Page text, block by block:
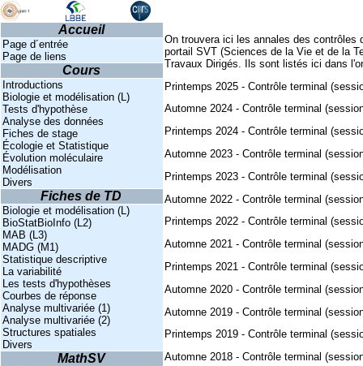
Accueil
Page d´entrée
Page de liens
Cours
Introductions
Biologie et modélisation (L)
Tests d'hypothèse
Analyse des données
Fiches de stage
Écologie et Statistique
Évolution moléculaire
Modélisation
Divers
Fiches de TD
Biologie et modélisation (L)
BioStatBioInfo (L2)
MAB (L3)
MADG (M1)
Statistique descriptive
La variabilité
Les tests d'hypothèses
Courbes de réponse
Analyse multivariée (1)
Analyse multivariée (2)
Structures spatiales
Divers
MathSV
On trouvera ici les annales des contrôles
portail SVT (Sciences de la Vie et de la
Travaux Dirigés. Ils sont listés ici dans
Printemps 2025 - Contrôle terminal
Automne 2024 - Contrôle terminal
Printemps 2024 - Contrôle terminal
Automne 2023 - Contrôle terminal
Printemps 2023 - Contrôle terminal
Automne 2022 - Contrôle terminal
Printemps 2022 - Contrôle terminal
Automne 2021 - Contrôle terminal
Printemps 2021 - Contrôle terminal
Automne 2020 - Contrôle terminal
Automne 2019 - Contrôle terminal
Printemps 2019 - Contrôle terminal
Automne 2018 - Contrôle terminal